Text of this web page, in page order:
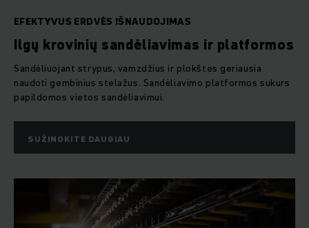
EFEKTYVUS ERDVĖS IŠNAUDOJIMAS
Ilgų krovinių sandėliavimas ir platformos
Sandėliuojant strypus, vamzdžius ir plokštes geriausia
naudoti gembinius stelažus. Sandėliavimo platformos sukurs
papildomos vietos sandėliavimui.
SUŽINOKITE DAUGIAU